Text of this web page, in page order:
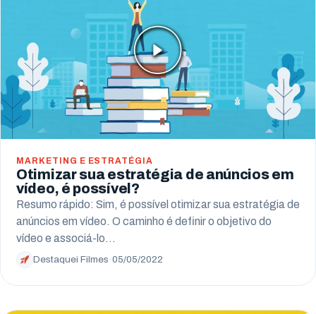
MARKETING E ESTRATÉGIA
Otimizar sua estratégia de anúncios em
vídeo, é possível?
Resumo rápido: Sim, é possível otimizar sua estratégia de
anúncios em vídeo. O caminho é definir o objetivo do
vídeo e associá-lo…
Destaquei Filmes ·05/05/2022